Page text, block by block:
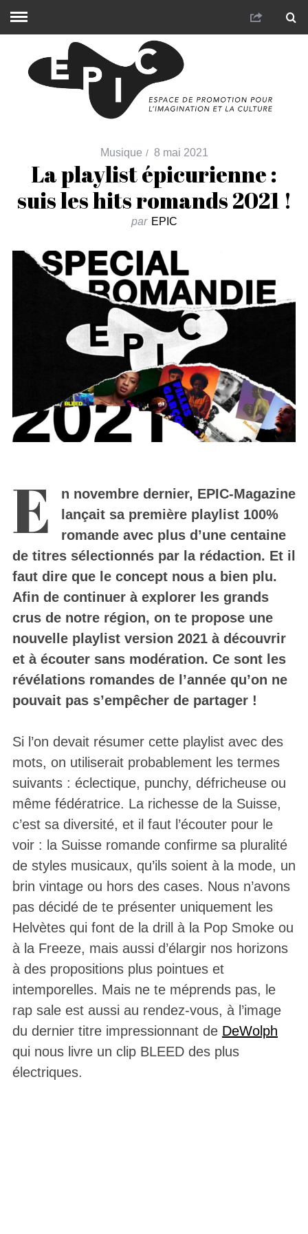
Musique 8 mai 2021
La playlist épicurienne :
suis les hits romands 2021 !
par EPIC
E
n novembre dernier, EPIC-Magazine
lançait sa première playlist 100%
romande avec plus d’une centaine
de titres sélectionnés par la rédaction. Et il
faut dire que le concept nous a bien plu.
Afin de continuer à explorer les grands
crus de notre région, on te propose une
nouvelle playlist version 2021 à découvrir
et à écouter sans modération. Ce sont les
révélations romandes de l’année qu’on ne
pouvait pas s’empêcher de partager !
Si l’on devait résumer cette playlist avec des
mots, on utiliserait probablement les termes
suivants : éclectique, punchy, défricheuse ou
même fédératrice. La richesse de la Suisse,
c’est sa diversité, et il faut l’écouter pour le
voir : la Suisse romande confirme sa pluralité
de styles musicaux, qu’ils soient à la mode, un
brin vintage ou hors des cases. Nous n’avons
pas décidé de te présenter uniquement les
Helvètes qui font de la drill à la Pop Smoke ou
à la Freeze, mais aussi d’élargir nos horizons
à des propositions plus pointues et
intemporelles. Mais ne te méprends pas, le
rap sale est aussi au rendez-vous, à l’image
du dernier titre impressionnant de DeWolph
qui nous livre un clip BLEED des plus
électriques.